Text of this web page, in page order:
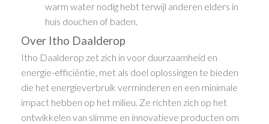
warm water nodig hebt terwijl anderen elders in
huis douchen of baden.
Over Itho Daalderop
Itho Daalderop zet zich in voor duurzaamheid en
energie-efficiëntie, met als doel oplossingen te bieden
die het energieverbruik verminderen en een minimale
impact hebben op het milieu. Ze richten zich op het
ontwikkelen van slimme en innovatieve producten om